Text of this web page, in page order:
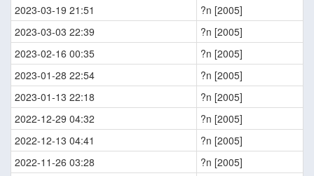
2023-03-19 21:51
?n [2005]
2023-03-03 22:39
?n [2005]
2023-02-16 00:35
?n [2005]
2023-01-28 22:54
?n [2005]
2023-01-13 22:18
?n [2005]
2022-12-29 04:32
?n [2005]
2022-12-13 04:41
?n [2005]
2022-11-26 03:28
?n [2005]